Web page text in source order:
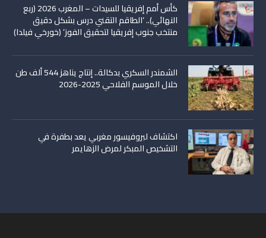
كأس أمم إفريقيا للسيدات – المغرب 2026 (ربع
النهائي).. ‘الطاقم التقني درس بشكل دقيق
منتخب جنوب إفريقيا لتحقيق الفوز’ (خورخي فيلدا)
الشمندر السكري بدكالة.. إنتاج يناهز 544 ألف طن
خلال الموسم الفلاحي 2025-2026
اكتشاف لبروفيسور مغربي يعد بطفرة في
التشخيص المبكر لمرض الزهايمر